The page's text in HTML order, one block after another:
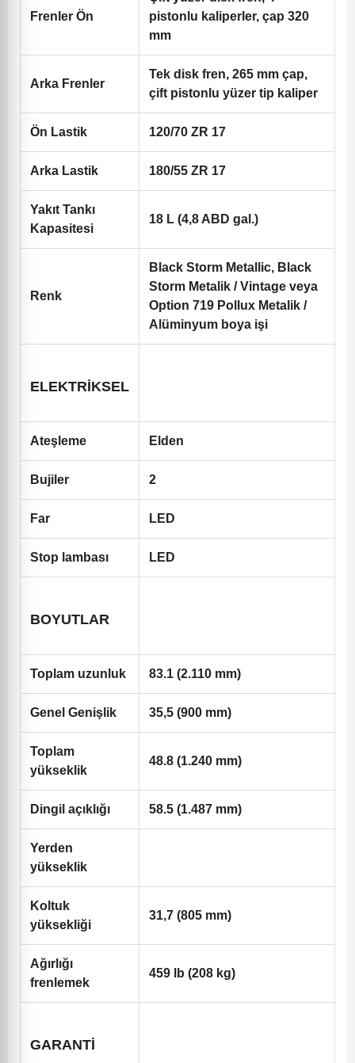
Frenler Ön
pistonlu kaliperler, çap 320
mm
Arka Frenler
Tek disk fren, 265 mm çap,
çift pistonlu yüzer tip kaliper
Ön Lastik 120/70 ZR 17
Arka Lastik 180/55 ZR 17
Yakıt Tankı
Kapasitesi
18 L (4,8 ABD gal.)
Renk
Black Storm Metallic, Black
Storm Metalik / Vintage veya
Option 719 Pollux Metalik /
Alüminyum boya işi
ELEKTRİKSEL
Ateşleme Elden
Bujiler 2
Far LED
Stop lambası LED
BOYUTLAR
Toplam uzunluk 83.1 (2.110 mm)
Genel Genişlik 35,5 (900 mm)
Toplam
yükseklik
48.8 (1.240 mm)
Dingil açıklığı 58.5 (1.487 mm)
Yerden
yükseklik
Koltuk
yüksekliği
31,7 (805 mm)
Ağırlığı
frenlemek
459 lb (208 kg)
GARANTİ